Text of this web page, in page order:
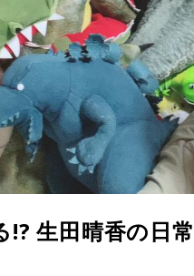
生田晴香の日